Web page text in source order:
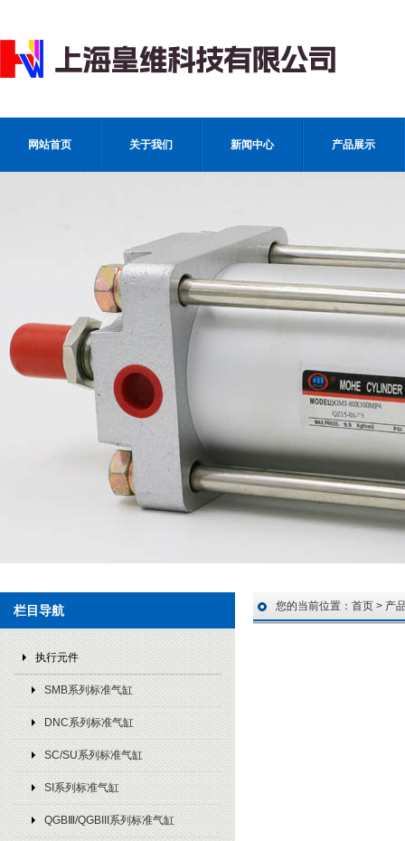
网站首页 关于我们 新闻中心 产品展示
栏目导航
执行元件
SMB系列标准气缸
DNC系列标准气缸
SC/SU系列标准气缸
SI系列标准气缸
QGBⅢ/QGBIII系列标准气缸
您的当前位置： 首页 > 产